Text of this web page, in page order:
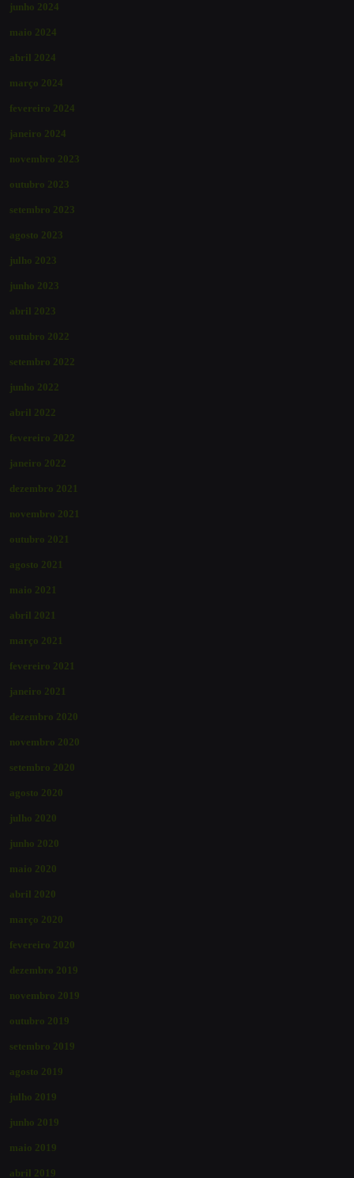
junho 2024
maio 2024
abril 2024
março 2024
fevereiro 2024
janeiro 2024
novembro 2023
outubro 2023
setembro 2023
agosto 2023
julho 2023
junho 2023
abril 2023
outubro 2022
setembro 2022
junho 2022
abril 2022
fevereiro 2022
janeiro 2022
dezembro 2021
novembro 2021
outubro 2021
agosto 2021
maio 2021
abril 2021
março 2021
fevereiro 2021
janeiro 2021
dezembro 2020
novembro 2020
setembro 2020
agosto 2020
julho 2020
junho 2020
maio 2020
abril 2020
março 2020
fevereiro 2020
dezembro 2019
novembro 2019
outubro 2019
setembro 2019
agosto 2019
julho 2019
junho 2019
maio 2019
abril 2019